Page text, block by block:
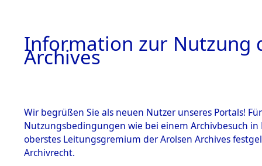
Information zur Nutzung
Archives
Wir begrüßen Sie als neuen Nutzer unseres Portals!
Nutzungsbedingungen wie bei einem Archivbesuch
oberstes Leitungsgremium der Arolsen Archives
Archivrecht.